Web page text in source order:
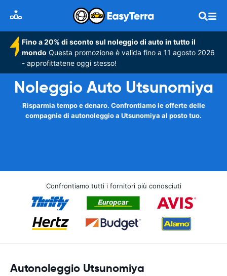
Fino a 20% di sconto sul noleggio di auto in tutto il
mondo Questa promozione è valida fino a 11 agosto 2026
- approfittatene oggi stesso!
Noleggio Auto Utsunomiya
Risparmia tempo e denaro. Confrontiamo le offerte delle
compagnie di autonoleggio a Utsunomiya al posto tuo.
Confrontiamo tutti i fornitori più conosciuti
Autonoleggio Utsunomiya